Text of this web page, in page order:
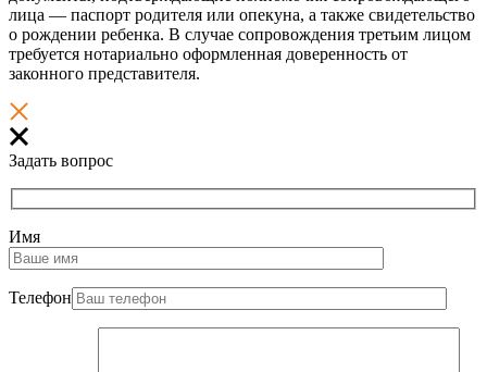
лица — паспорт родителя или опекуна, а также свидетельство
о рождении ребенка. В случае сопровождения третьим лицом
требуется нотариально оформленная доверенность от
законного представителя.
Задать вопрос
Имя
Телефон